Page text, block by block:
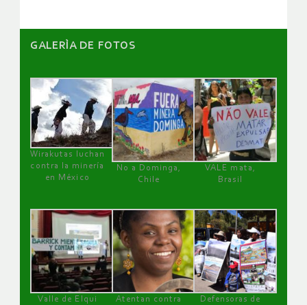
GALERÌA DE FOTOS
Wirakutas luchan
contra la minería
en México
No a Dominga,
Chile
VALE mata,
Brasil
Valle de Elqui
Atentan contra
Defensoras de